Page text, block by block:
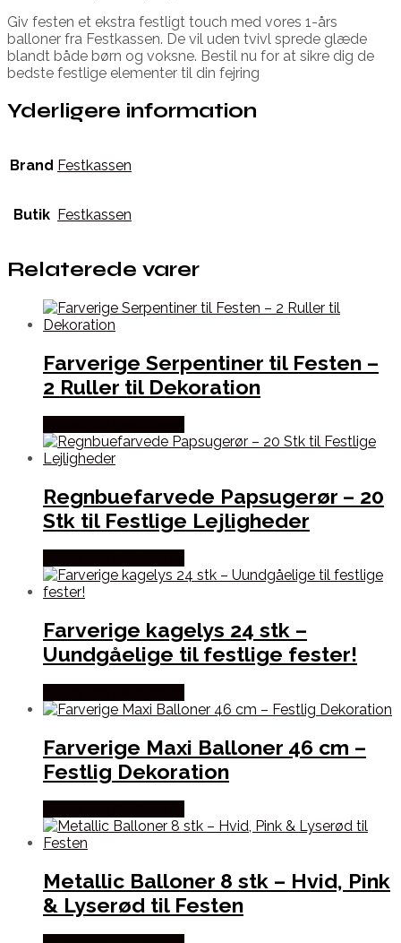
Giv festen et ekstra festligt touch med vores 1-års
balloner fra Festkassen. De vil uden tvivl sprede glæde
blandt både børn og voksne. Bestil nu for at sikre dig de
bedste festlige elementer til din fejring
Yderligere information
Brand Festkassen
Butik Festkassen
Relaterede varer
Farverige Serpentiner til Festen –
2 Ruller til Dekoration
Regnbuefarvede Papsugerør – 20
Stk til Festlige Lejligheder
Farverige kagelys 24 stk –
Uundgåelige til festlige fester!
Farverige Maxi Balloner 46 cm –
Festlig Dekoration
Metallic Balloner 8 stk – Hvid, Pink
& Lyserød til Festen